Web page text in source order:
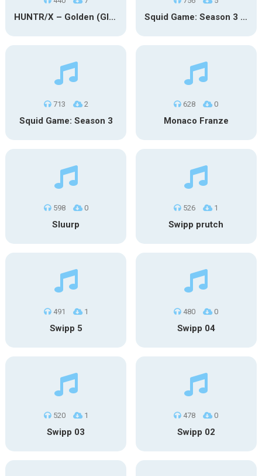
HUNTR/X – Golden (Glowin’ Version) Squid Game: Season 3 | Final Games
713 2
Squid Game: Season 3
628 0
Monaco Franze
598 0
Sluurp
526 1
Swipp prutch
491 1
Swipp 5
480 0
Swipp 04
520 1
Swipp 03
478 0
Swipp 02